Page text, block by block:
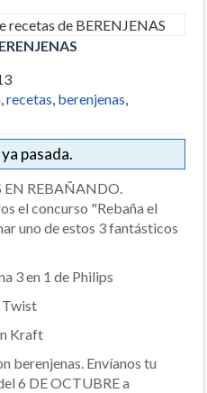
,recetas, berenjenas,
pasada.
EN REBAÑANDO.
el concurso "Rebaña el
uno de estos 3 fantásticos
3 en 1 de Philips
Twist
Kraft
berenjenas. Envíanos tu
6 DE OCTUBRE a